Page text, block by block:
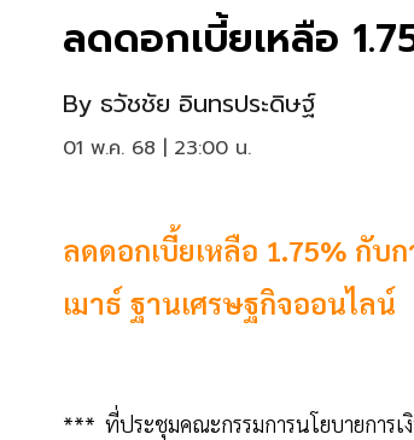
ลดดอกเบี้ยเหลือ
By ธวัชชัย อินทรประดิษฐ์
01 พ.ค. 68 | 23:00 น.
ลดดอกเบี้ยเหลือ 1.75% กับ
เมาธ์ ฐานเศรษฐกิจออนไลน์
*** ที่ประชุมคณะกรรมการนโยบายการเ